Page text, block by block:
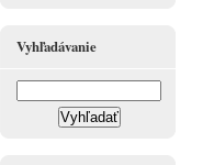
Vyhľadávanie